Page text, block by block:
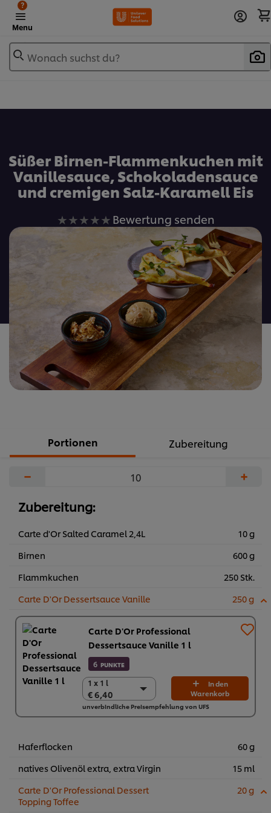
Menu
?
Wonach suchst du?
Süßer Birnen-Flammenkuchen mit
Vanillesauce, Schokoladensauce
und cremigen Salz-Karamell Eis
Keine
Bewertungen
für
dieses
recipe
abgegeben
Bewertung senden
Portionen Zubereitung
− +
Zubereitung:
Carte d'Or Salted Caramel 2,4L
10 g
Birnen
600 g
Flammkuchen
250 Stk.
Carte D'Or Dessertsauce Vanille
250 g
Carte D'Or Professional
Dessertsauce Vanille 1 l
6 PUNKTE
1 x 1 l
€ 6,40
1 x 1 l
€ 6,40
12 x 1 l
In den
Warenkorb
unverbindliche Preisempfehlung von UFS
Haferflocken
60 g
natives Olivenöl extra, extra Virgin
15 ml
Carte D'Or Professional Dessert
Topping Toffee
20 g